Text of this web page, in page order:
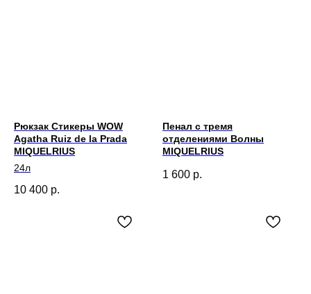
Рюкзак Стикеры WOW
Agatha Ruiz de la Prada
MIQUELRIUS
24л
10 400 р.
Пенал с тремя
отделениями Волны
MIQUELRIUS
1 600 р.